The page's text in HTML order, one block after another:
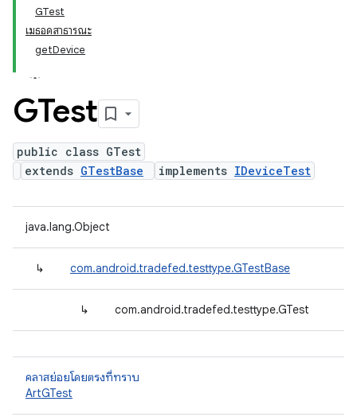
GTest
เมธอดสาธารณะ
getDevice
GTest
public class GTest
extends GTestBase implements IDeviceTest
java.lang.Object
↳ com.android.tradefed.testtype.GTestBase
↳ com.android.tradefed.testtype.GTest
คลาสย่อยโดยตรงที่ทราบ
ArtGTest